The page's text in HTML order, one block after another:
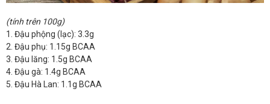
(tính trên 100g)
1. Đậu phộng (lạc): 3.3g
2. Đậu phụ: 1.15g BCAA
3. Đậu lăng: 1.5g BCAA
4. Đậu gà: 1.4g BCAA
5. Đậu Hà Lan: 1.1g BCAA